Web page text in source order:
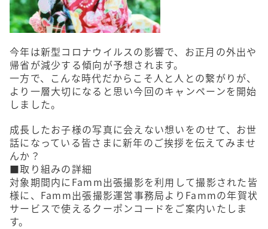
今年は新型コロナウイルスの影響で、お正月の外出や
帰省が減少する傾向が予想されます。
一方で、こんな時代だからこそ人と人との繋がりが、
より一層大切になると思い今回のキャンペーンを開始
しました。
成長したお子様の写真に会えない想いをのせて、お世
話になっている皆さまに新年のご挨拶を伝えてみませ
んか？
■取り組みの詳細
対象期間内にFamm出張撮影を利用して撮影された皆
様に、Famm出張撮影運営事務局よりFammの年賀状
サービスで使えるクーポンコードをご案内いたしま
す。